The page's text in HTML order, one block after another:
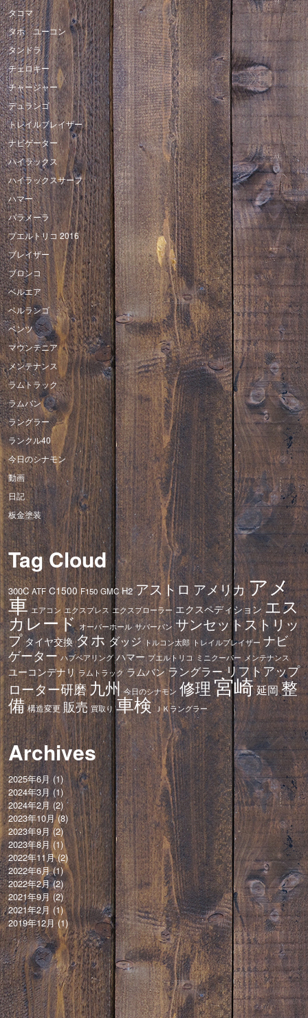
タコマ
タホ ユーコン
タンドラ
チェロキー
チャージャー
デュランゴ
トレイルブレイザー
ナビゲーター
ハイラックス
ハイラックスサーフ
ハマー
パラメーラ
プエルトリコ 2016
ブレイザー
ブロンコ
ベルエア
ベルランゴ
ベンツ
マウンテニア
メンテナンス
ラムトラック
ラムバン
ラングラー
ランクル40
今日のシナモン
動画
日記
板金塗装
Tag Cloud
300C ATF C1500 F150 GMC H2 アストロ アメリカアメ
車 エアコン エクスプレス エクスプローラー エクスペディション エス
カレード オーバーホール サバーバン サンセットストリッ
プ タイヤ交換タホ ダッジ トルコン太郎 トレイルブレイザー ナビ
ゲーター ハブベアリング ハマー プエルトリコ ミニクーパー メンテナンス
ユーコンデナリ ラムトラック ラムバン ラングラー リフトアップ
ローター研磨九州 今日のシナモン 修理宮崎延岡整
備 構造変更 販売 買取り 車検 ＪＫラングラー
Archives
2025年6月(1)
2024年3月(1)
2024年2月(2)
2023年10月(8)
2023年9月(2)
2023年8月(1)
2022年11月(2)
2022年6月(1)
2022年2月(2)
2021年9月(2)
2021年2月 (1)
2019年12月(1)